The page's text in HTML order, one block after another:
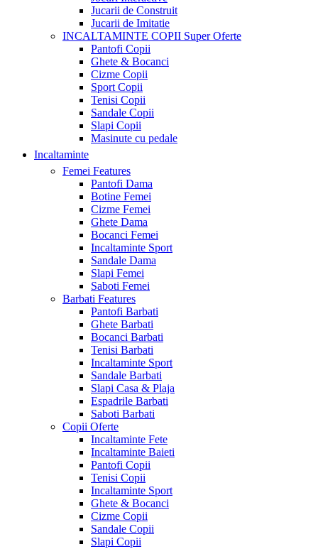
Jucarii de Construit
Jucarii de Imitatie
INCALTAMINTE COPII Super Oferte
Pantofi Copii
Ghete & Bocanci
Cizme Copii
Sport Copii
Tenisi Copii
Sandale Copii
Slapi Copii
Masinute cu pedale
Incaltaminte
Femei Features
Pantofi Dama
Botine Femei
Cizme Femei
Ghete Dama
Bocanci Femei
Incaltaminte Sport
Sandale Dama
Slapi Femei
Saboti Femei
Barbati Features
Pantofi Barbati
Ghete Barbati
Bocanci Barbati
Tenisi Barbati
Incaltaminte Sport
Sandale Barbati
Slapi Casa & Plaja
Espadrile Barbati
Saboti Barbati
Copii Oferte
Incaltaminte Fete
Incaltaminte Baieti
Pantofi Copii
Tenisi Copii
Incaltaminte Sport
Ghete & Bocanci
Cizme Copii
Sandale Copii
Slapi Copii